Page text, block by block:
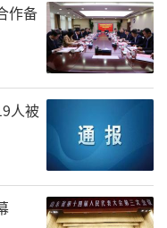
”展览现场
和打卡，反而
些镜头匆匆扫过
、装置和绘画形
一句“啥子意思
作备
人被